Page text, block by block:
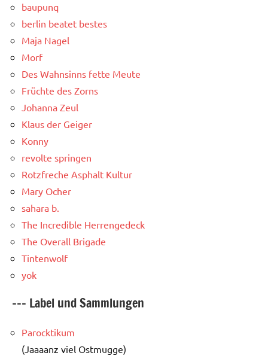
baupunq
berlin beatet bestes
Maja Nagel
Morf
Des Wahnsinns fette Meute
Früchte des Zorns
Johanna Zeul
Klaus der Geiger
Konny
revolte springen
Rotzfreche Asphalt Kultur
Mary Ocher
sahara b.
The Incredible Herrengedeck
The Overall Brigade
Tintenwolf
yok
--- Label und Sammlungen
Parocktikum
(Jaaaanz viel Ostmugge)